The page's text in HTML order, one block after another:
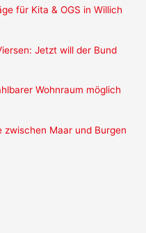
für Kita & OGS in Willich
Jetzt will der Bund
Wohnraum möglich
zwischen Maar und Burgen